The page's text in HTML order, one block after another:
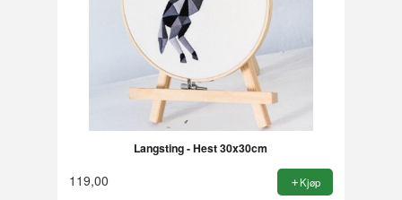
Langsting - Hest 30x30cm
119,00 Kjøp